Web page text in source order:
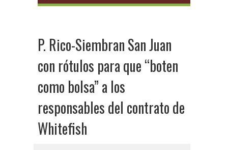
P. Rico-Siembran San Juan
con rótulos para que “boten
como bolsa” a los
responsables del contrato de
Whitefish